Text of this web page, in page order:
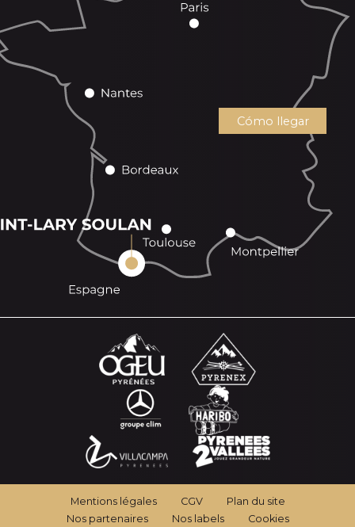
Cómo llegar
Mentions légales CGV
Plan du site
Nos partenaires
Nos labels Cookies